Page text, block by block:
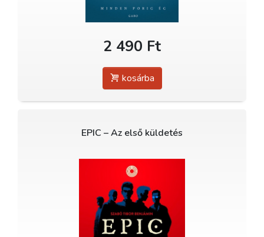
2 490 Ft
kosárba
EPIC – Az első küldetés